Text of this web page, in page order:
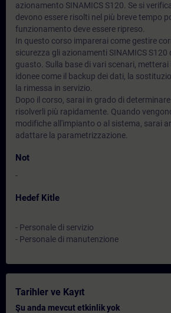
azionamento SINAMICS S120. Se si
devono essere risolti nel più breve tempo
funzionamento deve essere ripreso.
In questo corso imparerai come gestire
sicurezza gli azionamenti SINAMICS
guasto. Sulla base di vari scenari,
idonee come il backup dei dati, la
la rimessa in servizio.
Dopo il corso, sarai in grado di
risolverli più rapidamente. Quando
modifiche all'impianto o al sistema, sarai
adattare la parametrizzazione.
Not
-
Hedef Kitle
- Personale di servizio
- Personale di manutenzione
Tarihler ve Kayıt
Şu anda mevcut etkinlik yok